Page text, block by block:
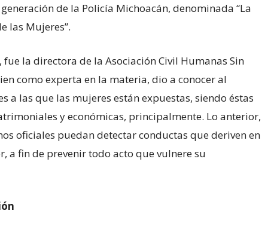
de la Policía Michoacán, denominada “La
las Mujeres”.
la directora de la Asociación Civil Humanas Sin
como experta en la materia, dio a conocer al
a las que las mujeres están expuestas, siendo éstas
y económicas, principalmente. Lo anterior,
oficiales puedan detectar conductas que deriven en
a fin de prevenir todo acto que vulnere su